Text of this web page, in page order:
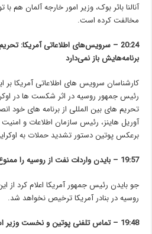
آنالنا بائر بوک، وزیر امور خارجه آلمان هم
مخالفت کرده است.
20:24 –
سرویس‌های اطلاعاتی آمریکا:
برنامه‌هایش باز نمی‌دارد
کارشناسان سرویس های اطلاعاتی آمریکا بر
رئیس جمهور روسیه در اثر شکست ها در
تحریم های بین المللی از برنامه های خود
آوریل هاینز، رئیس سازمان اطلاعات و
برعکس پوتین دستور تشدید حملات به
19:57 –
بایدن واردات نفت از روسیه را
جو بایدن رئیس جمهور آمریکا اعلام کرد
روسیه در بنادر آمریکا ترخیص نخواهد شد.
19:48 – تماس تلفنی پوتین و نخست وزیر اسرائیل